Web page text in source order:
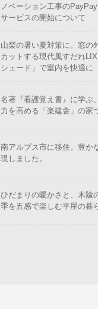
ノベーション工事の
サービスの開始について
山梨の暑い夏対策に。窓の
カットする現代風すだれ
シェード」で室内を快適に
名著『看護覚え書』に学ぶ
力を高める「楽建舎」の家
南アルプス市に移住。豊か
現しました。
ひだまりの暖かさと、木陰
季を五感で楽しむ平屋の暮